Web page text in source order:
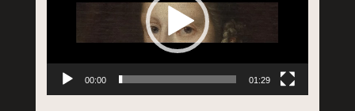
00:00 01:29